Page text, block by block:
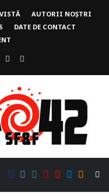
AUTORII NOȘTRI
DATE DE CONTACT